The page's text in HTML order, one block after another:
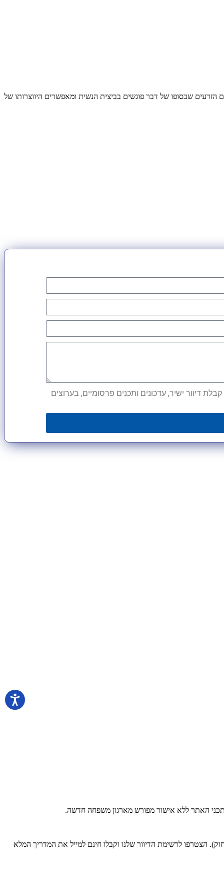
שבסופו של דבר פוגשים בביצית הנשית ומאפשרים היווצרותו של
דיוור ישיר, עדכונים ותכנים פרסומיים, בערוצים
האתר ללא אישור מפורש מארגון משפחה חדשה.
הצטרפו לרשימת הדיוור שלנו וקבלו חינם למייל את המדריך המלא